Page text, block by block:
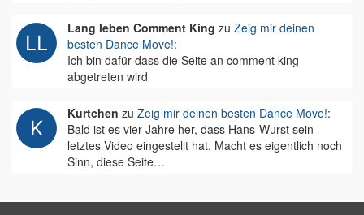
Lang leben Comment King zu Zeig mir deinen
besten Dance Move!:
Ich bin dafür dass die Seite an comment king
abgetreten wird
Kurtchen zu Zeig mir deinen besten Dance Move!:
Bald ist es vier Jahre her, dass Hans-Wurst sein
letztes Video eingestellt hat. Macht es eigentlich noch
Sinn, diese Seite…